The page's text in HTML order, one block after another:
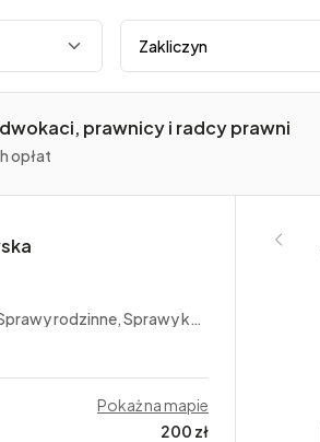
Miasto
prawnicy i radcy prawni
opłat
rodzinne, Sprawy karne
Pokaż na mapie
200 zł